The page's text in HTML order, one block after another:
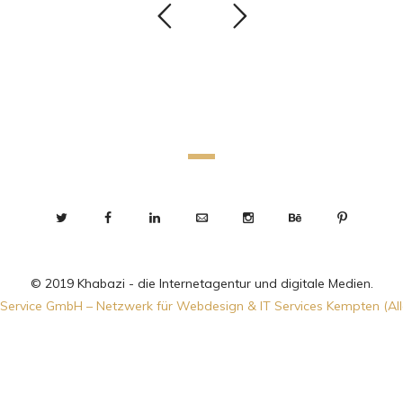
© 2019 Khabazi - die Internetagentur und digitale Medien.
Service GmbH – Netzwerk für Webdesign & IT Services Kempten